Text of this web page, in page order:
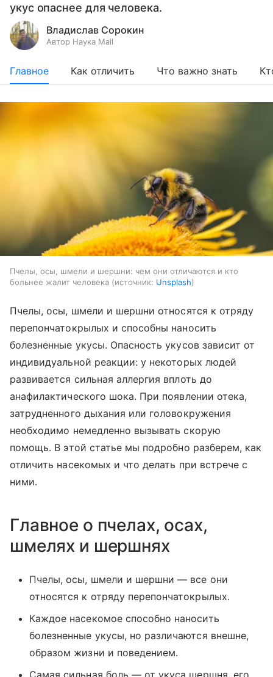
укус опаснее для человека.
Владислав Сорокин
Автор Наука Mail
Главное Как отличить Что важно знать
Пчелы, осы, шмели и шершни: чем они отличаются и кто
больнее жалит человека
источник: Unsplash
Пчелы, осы, шмели и шершни относятся к отряду
перепончатокрылых и способны наносить
болезненные укусы. Опасность укусов зависит от
индивидуальной реакции: у некоторых людей
развивается сильная аллергия вплоть до
анафилактического шока. При появлении отека,
затрудненного дыхания или головокружения
необходимо немедленно вызывать скорую
помощь. В этой статье мы подробно разберем, как
отличить насекомых и что делать при встрече с
ними.
Главное о пчелах, осах,
шмелях и шершнях
Пчелы, осы, шмели и шершни — все они
относятся к отряду перепончатокрылых.
Каждое насекомое способно наносить
болезненные укусы, но различаются внешне,
образом жизни и поведением.